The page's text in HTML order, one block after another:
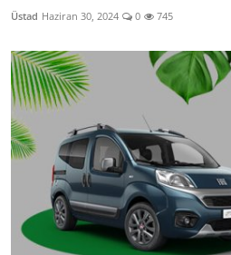
Üstad Haziran 30, 2024 0 745